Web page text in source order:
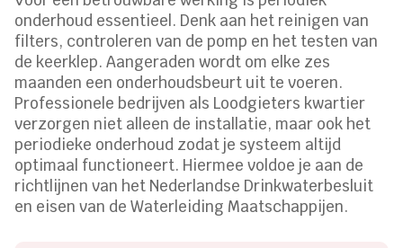
onderhoud essentieel. Denk aan het reinigen van
filters, controleren van de pomp en het testen van
de keerklep. Aangeraden wordt om elke zes
maanden een onderhoudsbeurt uit te voeren.
Professionele bedrijven als Loodgieters kwartier
verzorgen niet alleen de installatie, maar ook het
periodieke onderhoud zodat je systeem altijd
optimaal functioneert. Hiermee voldoe je aan de
richtlijnen van het Nederlandse Drinkwaterbesluit
en eisen van de Waterleiding Maatschappijen.